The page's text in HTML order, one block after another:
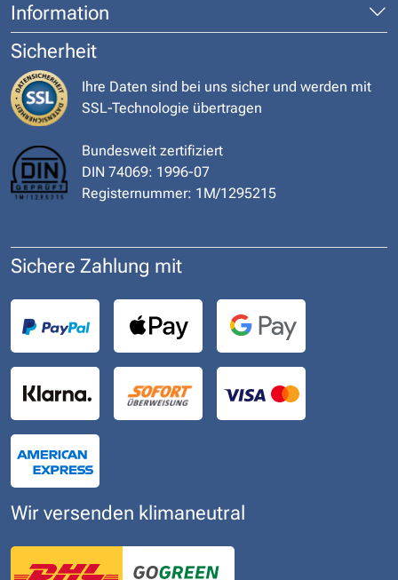
Information
Sicherheit
Ihre Daten sind bei uns sicher und werden mit
SSL-Technologie übertragen
Bundesweit zertifiziert
DIN 74069: 1996-07
Registernummer: 1M/1295215
Sichere Zahlung mit
Wir versenden klimaneutral